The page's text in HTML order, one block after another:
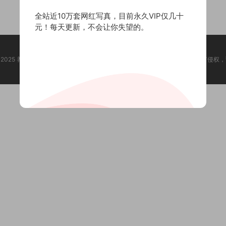
养眼集 版权声明:本站所有资源均收集于网络，版权归原作者所有，如有侵权，
全站近10万套网红写真，目前永久VIP仅几十
元！每天更新，不会让你失望的。